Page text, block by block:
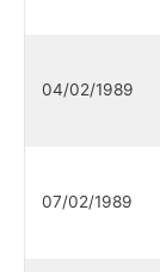
04/02/1989
07/02/1989